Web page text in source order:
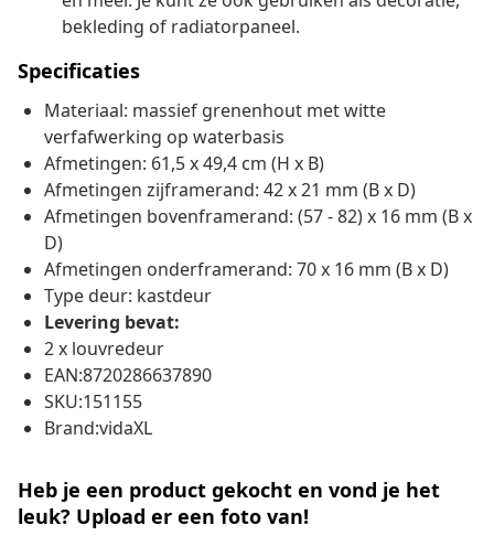
bekleding of radiatorpaneel.
Specificaties
Materiaal: massief grenenhout met witte
verfafwerking op waterbasis
Afmetingen: 61,5 x 49,4 cm (H x B)
Afmetingen zijframerand: 42 x 21 mm (B x D)
Afmetingen bovenframerand: (57 - 82) x 16 mm (B x
D)
Afmetingen onderframerand: 70 x 16 mm (B x D)
Type deur: kastdeur
Levering bevat:
2 x louvredeur
EAN:8720286637890
SKU:151155
Brand:vidaXL
Heb je een product gekocht en vond je het
leuk? Upload er een foto van!